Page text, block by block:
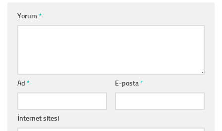
Yorum *
Ad * E-posta*
İnternet sitesi